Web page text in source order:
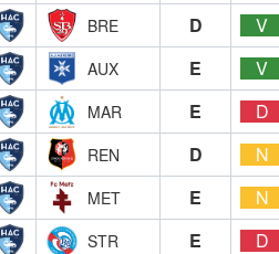
BRE D V
AUX E V
MAR E D
REN D N
MET E N
STR E D